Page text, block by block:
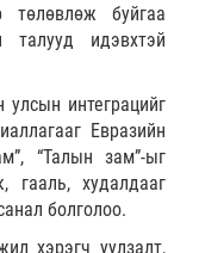
төлөвлөж буйгаа
талууд идэвхтэй
интеграцийг
Евразийн
“Талын зам”-ыг
гааль, худалдааг
болголоо.
хэрэгч уулзалт,